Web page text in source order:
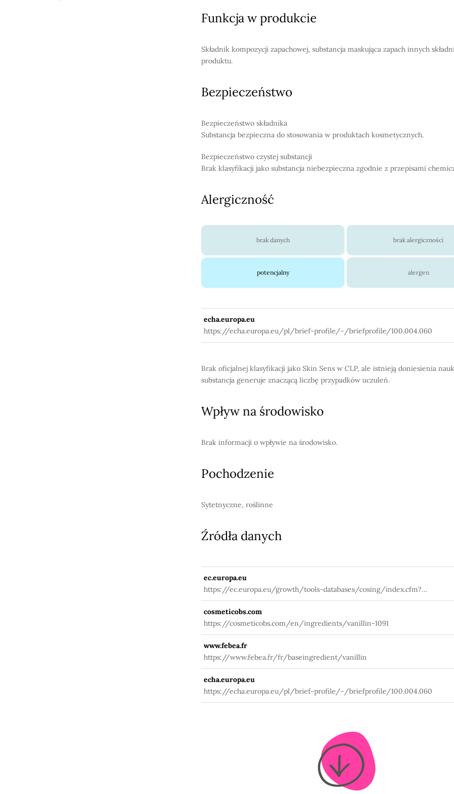
Funkcja w produkcie
Składnik kompozycji zapachowej, substancja maskująca zapach innych
produktu.
Bezpieczeństwo
Bezpieczeństwo składnika
Substancja bezpieczna do stosowania w produktach kosmetycznych.
Bezpieczeństwo czystej substancji
Brak klasyfikacji jako substancja niebezpieczna zgodnie z przepisami
Alergiczność
brak danych brak alergiczności
potencjalny alergen
echa.europa.eu
https://echa.europa.eu/pl/brief-profile/-/briefprofile/100.004.060
Brak oficjalnej klasyfikacji jako Skin Sens w CLP, ale istnieją doniesienia
substancja generuje znaczącą liczbę przypadków uczuleń.
Wpływ na środowisko
Brak informacji o wpływie na środowisko.
Pochodzenie
Sytetnyczne, roślinne
Źródła danych
ec.europa.eu
https://ec.europa.eu/growth/tools-databases/cosing/index.cfm?
fuseaction=search.details_v2&id=38868
cosmeticobs.com
https://cosmeticobs.com/en/ingredients/vanillin-1091
www.febea.fr
https://www.febea.fr/fr/baseingredient/vanillin
echa.europa.eu
https://echa.europa.eu/pl/brief-profile/-/briefprofile/100.004.060